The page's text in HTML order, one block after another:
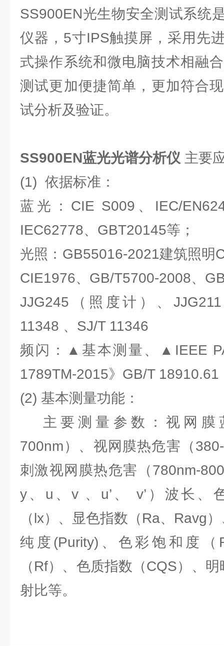
SS900EN光生物安全测试系统
仪器，5寸IPS触摸屏，采用先
式操作系统和微电脑技术相融
测试更加便捷简单，更加符合
试分析及验证。
SS900EN蓝光光谱分析仪 主要
(1) 依据标准：
蓝光：CIE S009、IEC/
IEC62778、GBT20145等；
光照：GB55016-2021建筑照明
CIE1976、GB/T5700-2008、
JJG245（照度计）、
11348 、SJ/T 11346
频闪：▲基本测量、▲IEEE
1789TM-2015》GB/T 18910.61
(2) 基本测量功能：
主要测量参数：视网膜
700nm）、视网膜热危害（
刺激视网膜热危害（780nm-
y、u、v 、u’、 v’）波长、
（lx）、显色指数（Ra、Ravg
纯度(Purity)、色彩饱和度
（Rf）、色质指数（CQS）、
射比等。